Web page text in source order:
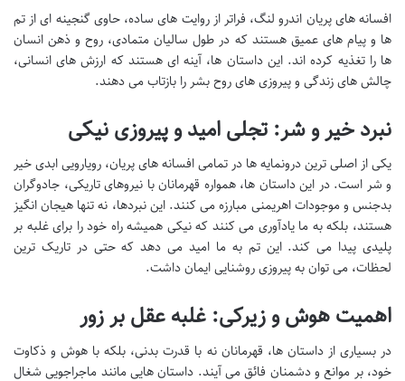
افسانه های پریان اندرو لنگ، فراتر از روایت های ساده، حاوی گنجینه ای از تم
ها و پیام های عمیق هستند که در طول سالیان متمادی، روح و ذهن انسان
ها را تغذیه کرده اند. این داستان ها، آینه ای هستند که ارزش های انسانی،
چالش های زندگی و پیروزی های روح بشر را بازتاب می دهند.
نبرد خیر و شر: تجلی امید و پیروزی نیکی
یکی از اصلی ترین درونمایه ها در تمامی افسانه های پریان، رویارویی ابدی خیر
و شر است. در این داستان ها، همواره قهرمانان با نیروهای تاریکی، جادوگران
بدجنس و موجودات اهریمنی مبارزه می کنند. این نبردها، نه تنها هیجان انگیز
هستند، بلکه به ما یادآوری می کنند که نیکی همیشه راه خود را برای غلبه بر
پلیدی پیدا می کند. این تم به ما امید می دهد که حتی در تاریک ترین
لحظات، می توان به پیروزی روشنایی ایمان داشت.
اهمیت هوش و زیرکی: غلبه عقل بر زور
در بسیاری از داستان ها، قهرمانان نه با قدرت بدنی، بلکه با هوش و ذکاوت
خود، بر موانع و دشمنان فائق می آیند. داستان هایی مانند ماجراجویی شغال